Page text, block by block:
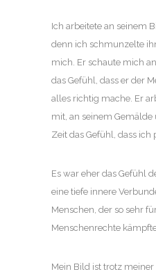
Ich arbeitete an seinem
denn ich schmunzelte
mich. Er schaute mich
das Gefühl, dass er der
alles richtig mache. Er
mit, an seinem
Zeit das Gefühl, dass
Es war eher das Gefühl
eine tiefe innere
Menschen, der so sehr
Menschenrechte
Mein Bild ist trotz